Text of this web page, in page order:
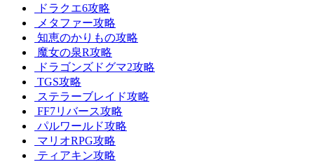
ドラクエ6攻略
メタファー攻略
知恵のかりもの攻略
魔女の泉R攻略
ドラゴンズドグマ2攻略
TGS攻略
ステラーブレイド攻略
FF7リバース攻略
パルワールド攻略
マリオRPG攻略
ティアキン攻略